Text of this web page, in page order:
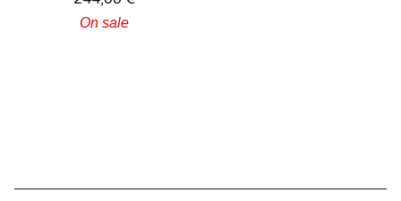
On sale